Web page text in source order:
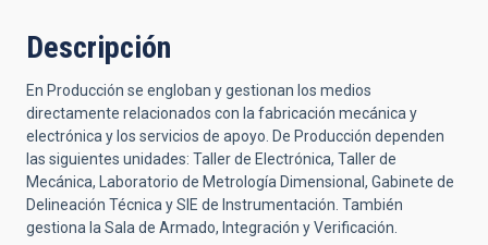
Descripción
En Producción se engloban y gestionan los medios
directamente relacionados con la fabricación mecánica y
electrónica y los servicios de apoyo. De Producción dependen
las siguientes unidades: Taller de Electrónica, Taller de
Mecánica, Laboratorio de Metrología Dimensional, Gabinete de
Delineación Técnica y SIE de Instrumentación. También
gestiona la Sala de Armado, Integración y Verificación.